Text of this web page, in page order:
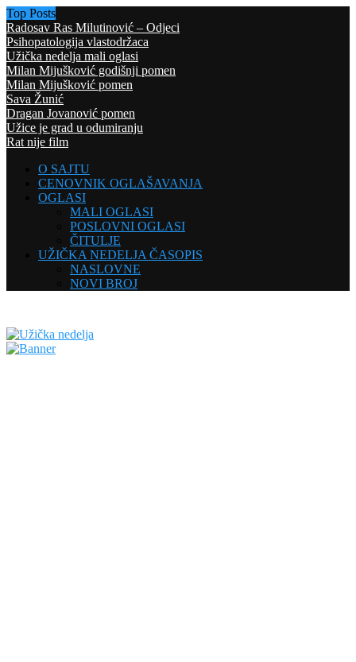
Top Posts
Radosav Ras Milutinović – Odjeci
Psihopatologija vlastodržaca
Užička nedelja mali oglasi
Milan Mijušković godišnji pomen
Milan Mijušković pomen
Sava Žunić
Dragan Jovanović pomen
Užice je grad u odumiranju
Rat nije film
O SAJTU
CENOVNIK OGLAŠAVANJA
OGLASI
MALI OGLASI
POSLOVNI OGLASI
ČITULJE
UŽIČKA NEDELJA ČASOPIS
NASLOVNE
NOVI BROJ